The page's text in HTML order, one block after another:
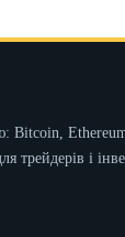
Bitcoin,
трейдерів і